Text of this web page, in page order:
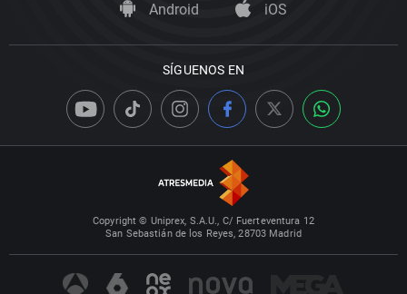
Android iOS
SÍGUENOS EN
Copyright © Uniprex, S.A.U., C/ Fuerteventura 12
San Sebastián de los Reyes, 28703 Madrid